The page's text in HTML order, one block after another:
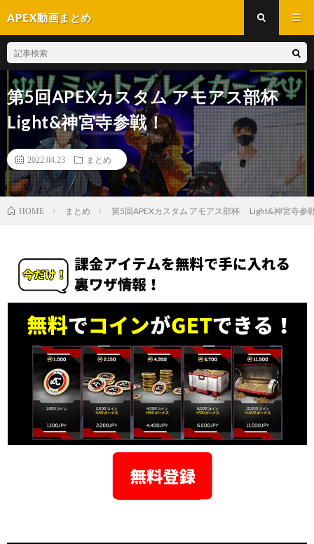
APEX動画まとめ
第5回APEXカスタム アモアス部杯
Light&神宮寺参戦！
2022.04.23 まとめ
HOME まとめ 第5回APEXカスタム アモアス部杯 Light&神宮寺参